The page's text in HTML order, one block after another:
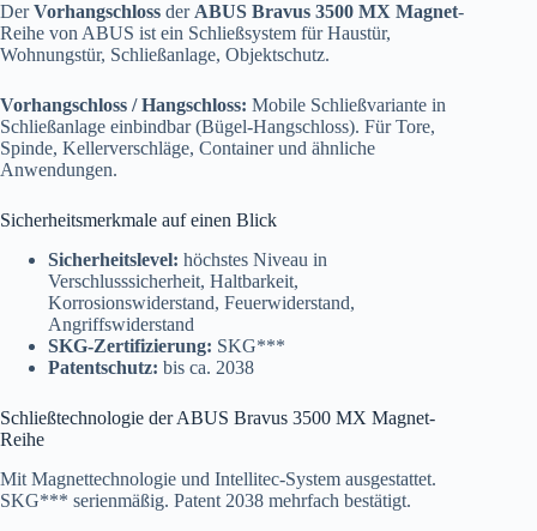
DerVorhangschloss derABUS Bravus 3500 MX Magnet-
Reihe von ABUS ist ein Schließsystem für Haustür,
Wohnungstür, Schließanlage, Objektschutz.
Vorhangschloss / Hangschloss: Mobile Schließvariante in
Schließanlage einbindbar (Bügel-Hangschloss). Für Tore,
Spinde, Kellerverschläge, Container und ähnliche
Anwendungen.
Sicherheitsmerkmale auf einen Blick
Sicherheitslevel: höchstes Niveau in
Verschlusssicherheit, Haltbarkeit,
Korrosionswiderstand, Feuerwiderstand,
Angriffswiderstand
SKG-Zertifizierung: SKG***
Patentschutz: bis ca. 2038
Schließtechnologie der ABUS Bravus 3500 MX Magnet-
Reihe
Mit Magnettechnologie und Intellitec-System ausgestattet.
SKG*** serienmäßig. Patent 2038 mehrfach bestätigt.